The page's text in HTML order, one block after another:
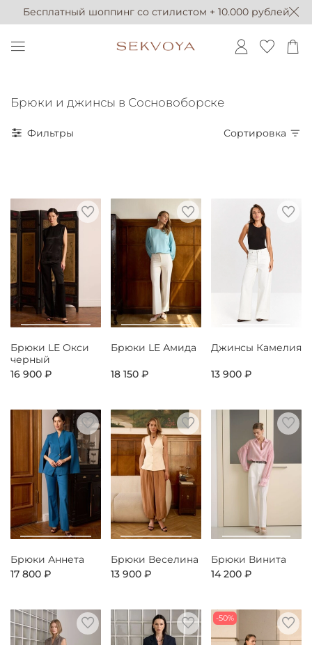
Бесплатный шоппинг со стилистом + 10.000 рублей
Брюки и джинсы в Сосновоборске
Фильтры Сортировка
Брюки LE Окси
черный
16 900 ₽
Брюки LE Амида
18 150 ₽
Джинсы Камелия
13 900 ₽
Брюки Аннета
17 800 ₽
Брюки Веселина
13 900 ₽
Брюки Винита
14 200 ₽
-50%